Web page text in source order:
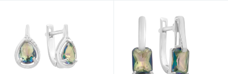
незначительно отличаться от реальных из-за
особенностей цветопередачи экрана